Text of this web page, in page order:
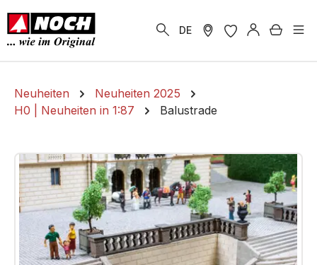
springen
DE
Neuheiten
Neuheiten 2025
H0 | Neuheiten in 1:87
Balustrade
Bildergalerie überspringen